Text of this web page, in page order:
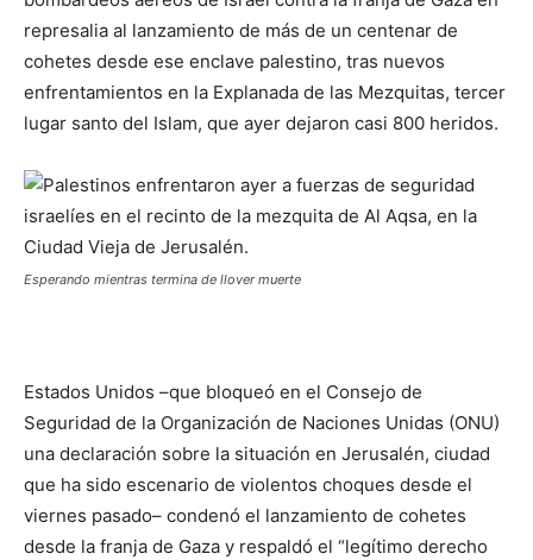
represalia al lanzamiento de más de un centenar de
cohetes desde ese enclave palestino, tras nuevos
enfrentamientos en la Explanada de las Mezquitas, tercer
lugar santo del Islam, que ayer dejaron casi 800 heridos.
Esperando mientras termina de llover muerte
Estados Unidos –que bloqueó en el Consejo de
Seguridad de la Organización de Naciones Unidas (ONU)
una declaración sobre la situación en Jerusalén, ciudad
que ha sido escenario de violentos choques desde el
viernes pasado– condenó el lanzamiento de cohetes
desde la franja de Gaza y respaldó el “legítimo derecho